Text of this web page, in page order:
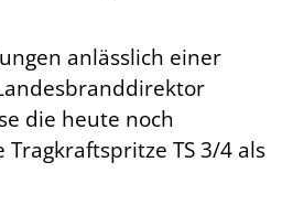
anlässlich einer
die heute noch
TS 3/4 als